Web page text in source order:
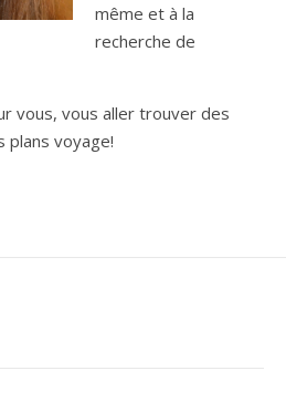
même et à la
recherche de
vous, vous aller trouver des
plans voyage!